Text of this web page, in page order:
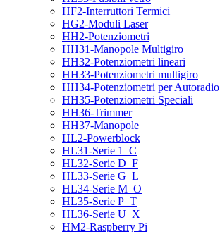
HF2-Interruttori Termici
HG2-Moduli Laser
HH2-Potenziometri
HH31-Manopole Multigiro
HH32-Potenziometri lineari
HH33-Potenziometri multigiro
HH34-Potenziometri per Autoradio
HH35-Potenziometri Speciali
HH36-Trimmer
HH37-Manopole
HL2-Powerblock
HL31-Serie 1_C
HL32-Serie D_F
HL33-Serie G_L
HL34-Serie M_O
HL35-Serie P_T
HL36-Serie U_X
HM2-Raspberry Pi